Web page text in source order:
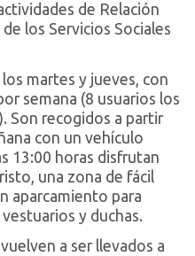
de Relación
los Servicios Sociales
martes y jueves, con
semana (8 usuarios los
Son recogidos a partir
con un vehículo
13:00 horas disfrutan
una zona de fácil
aparcamiento para
y duchas.
a ser llevados a